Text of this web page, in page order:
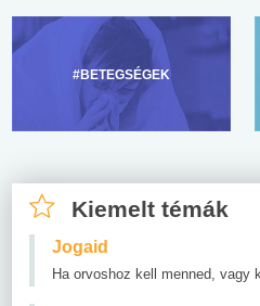
#BETEGSÉGEK
Kiemelt témák
Jogaid
Ha orvoshoz kell menned, vagy